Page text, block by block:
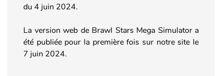
du 4 juin 2024.
La version web de Brawl Stars Mega Simulator a
été publiée pour la première fois sur notre site le
7 juin 2024.